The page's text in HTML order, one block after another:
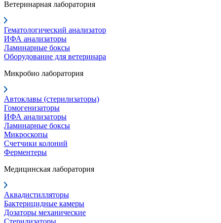
Ветеринарная лаборатория
Гематологический анализатор
ИФА анализаторы
Ламинарные боксы
Оборудование для ветеринара
Микробио лаборатория
Автоклавы (стерилизаторы)
Гомогенизаторы
ИФА анализаторы
Ламинарные боксы
Микроскопы
Счетчики колоний
Ферментеры
Медицинская лаборатория
Аквадистилляторы
Бактерицидные камеры
Дозаторы механические
Стерилизаторы